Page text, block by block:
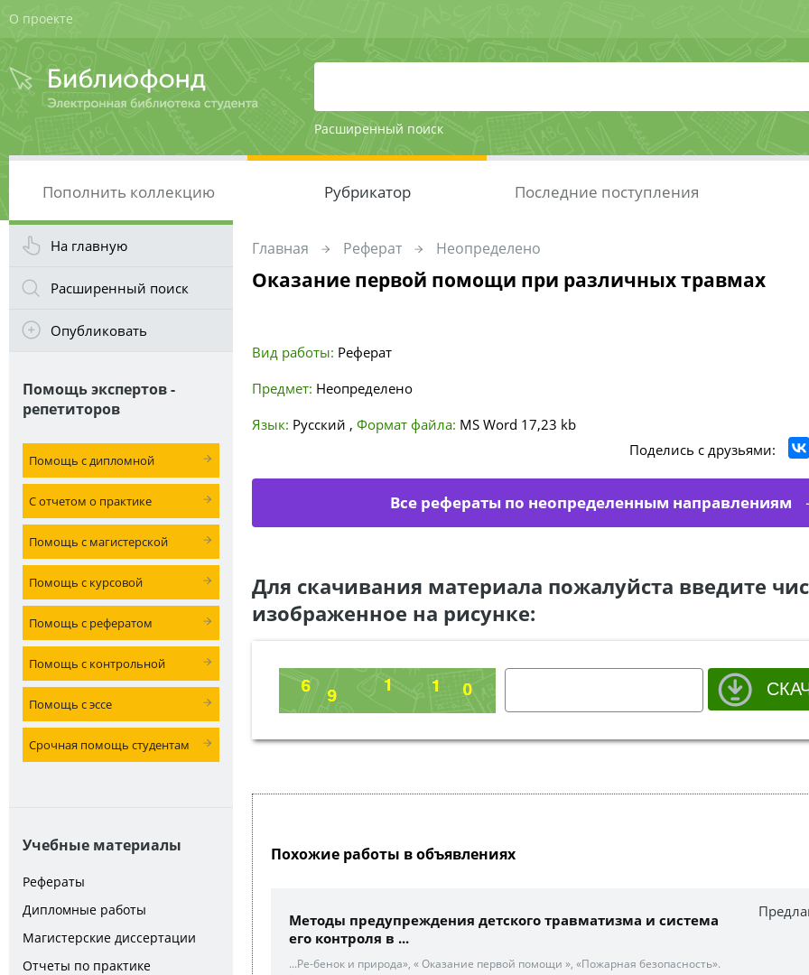
О проекте
Расширенный поиск
Пополнить коллекцию Рубрикатор Последние поступления
На главную
Расширенный поиск
Опубликовать
Помощь экспертов -
репетиторов
Помощь с дипломной
С отчетом о практике
Помощь с магистерской
Помощь с курсовой
Помощь с рефератом
Помощь с контрольной
Помощь с эссе
Срочная помощь студентам
Учебные материалы
Рефераты
Дипломные работы
Магистерские диссертации
Отчеты по практике
Главная Реферат Неопределено
Оказание первой помощи при различных травмах
Вид работы: Реферат
Предмет: Неопределено
Язык: Русский , Формат файла: MS Word 17,23 kb
Поделись с друзьями:
Все рефераты по неопределенным направлениям
Для скачивания материала пожалуйста введите
изображенное на рисунке:
Похожие работы в объявлениях
Методы предупреждения детского травматизма и система
его контроля в ...
...Ре-бенок и природа», « Оказание первой помощи », «Пожарная безопасность».